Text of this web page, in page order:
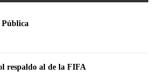
Pública
respaldo al de la FIFA